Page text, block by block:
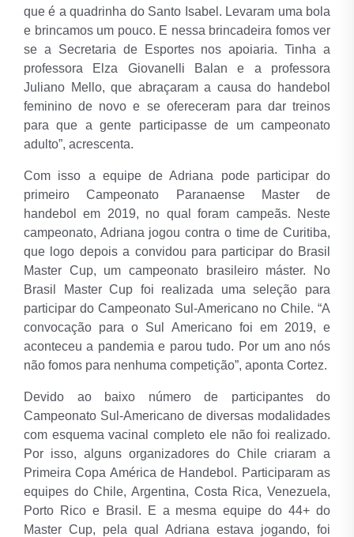
que é a quadrinha do Santo Isabel. Levaram uma bola
e brincamos um pouco. E nessa brincadeira fomos ver
se a Secretaria de Esportes nos apoiaria. Tinha a
professora Elza Giovanelli Balan e a professora
Juliano Mello, que abraçaram a causa do handebol
feminino de novo e se ofereceram para dar treinos
para que a gente participasse de um campeonato
adulto”, acrescenta.
Com isso a equipe de Adriana pode participar do
primeiro Campeonato Paranaense Master de
handebol em 2019, no qual foram campeãs. Neste
campeonato, Adriana jogou contra o time de Curitiba,
que logo depois a convidou para participar do Brasil
Master Cup, um campeonato brasileiro máster. No
Brasil Master Cup foi realizada uma seleção para
participar do Campeonato Sul-Americano no Chile. “A
convocação para o Sul Americano foi em 2019, e
aconteceu a pandemia e parou tudo. Por um ano nós
não fomos para nenhuma competição”, aponta Cortez.
Devido ao baixo número de participantes do
Campeonato Sul-Americano de diversas modalidades
com esquema vacinal completo ele não foi realizado.
Por isso, alguns organizadores do Chile criaram a
Primeira Copa América de Handebol. Participaram as
equipes do Chile, Argentina, Costa Rica, Venezuela,
Porto Rico e Brasil. E a mesma equipe do 44+ do
Master Cup, pela qual Adriana estava jogando, foi